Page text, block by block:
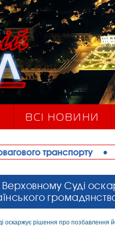
ВСІ НОВИНИ
•
Суді